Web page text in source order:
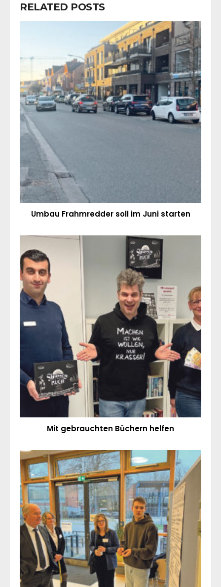
RELATED POSTS
Umbau Frahmredder soll im Juni starten
Mit gebrauchten Büchern helfen